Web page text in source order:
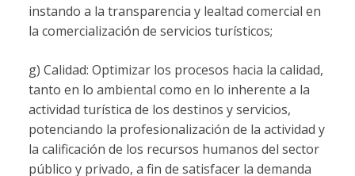
instando a la transparencia y lealtad comercial en
la comercialización de servicios turísticos;
g) Calidad: Optimizar los procesos hacia la calidad,
tanto en lo ambiental como en lo inherente a la
actividad turística de los destinos y servicios,
potenciando la profesionalización de la actividad y
la calificación de los recursos humanos del sector
público y privado, a fin de satisfacer la demanda